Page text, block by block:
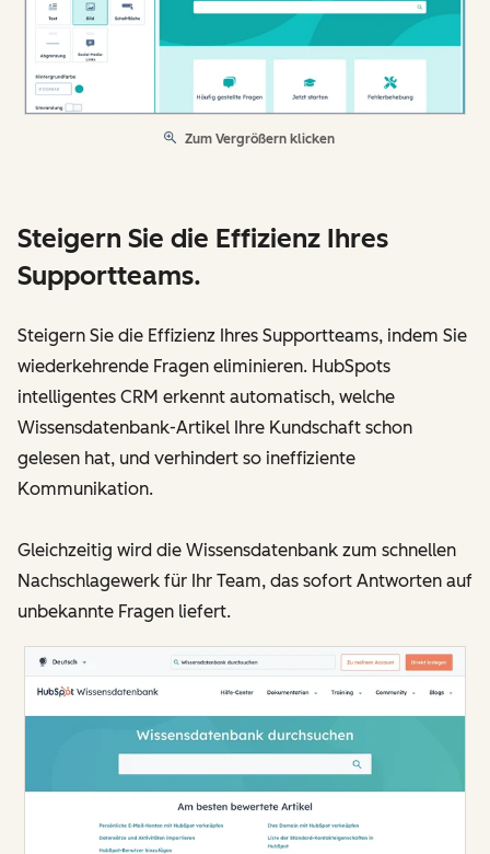
Zum Vergrößern klicken
Steigern Sie die Effizienz Ihres
Supportteams.
Steigern Sie die Effizienz Ihres Supportteams, indem Sie
wiederkehrende Fragen eliminieren. HubSpots
intelligentes CRM erkennt automatisch, welche
Wissensdatenbank-Artikel Ihre Kundschaft schon
gelesen hat, und verhindert so ineffiziente
Kommunikation.
Gleichzeitig wird die Wissensdatenbank zum schnellen
Nachschlagewerk für Ihr Team, das sofort Antworten auf
unbekannte Fragen liefert.